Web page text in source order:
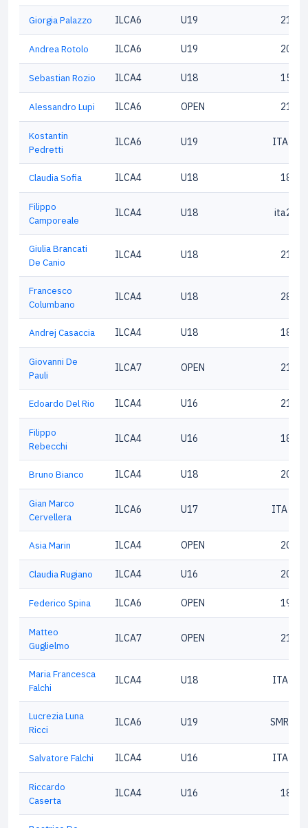
Giorgia Palazzo ILCA6 U19
Andrea Rotolo ILCA6 U19
Sebastian Rozio ILCA4 U18
Alessandro Lupi ILCA6 OPEN
Kostantin
Pedretti
ILCA6 U19
Claudia Sofia ILCA4 U18
Filippo
Camporeale
ILCA4 U18
Giulia Brancati
De Canio
ILCA4 U18
Francesco
Columbano
ILCA4 U18
Andrej Casaccia ILCA4 U18
Giovanni De
Pauli
ILCA7 OPEN
Edoardo Del Rio ILCA4 U16
Filippo
Rebecchi
ILCA4 U16
Bruno Bianco ILCA4 U18
Gian Marco
Cervellera
ILCA6 U17 ITA
Asia Marin ILCA4 OPEN
Claudia Rugiano ILCA4 U16
Federico Spina ILCA6 OPEN
Matteo
Guglielmo
ILCA7 OPEN
Maria Francesca
Falchi
ILCA4 U18
Lucrezia Luna
Ricci
ILCA6 U19 SMR
Salvatore Falchi ILCA4 U16
Riccardo
Caserta
ILCA4 U16